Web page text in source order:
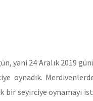
yani 24 Aralık 2019
oynadık.
bir seyirciye oynamayı